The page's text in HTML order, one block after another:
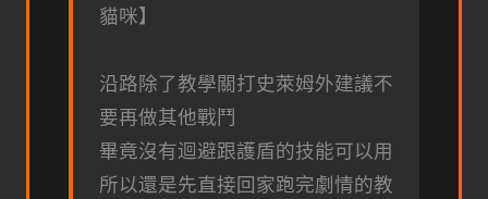
貓咪】
沿路除了教學關打史萊姆外建議不
要再做其他戰鬥
畢竟沒有迴避跟護盾的技能可以用
所以還是先直接回家跑完劇情的教